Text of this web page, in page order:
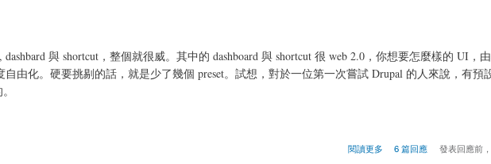
dashbard 與 shortcut，整個就很威。其中的 dashboard 與 shortcut 很 web 2.0，你想要怎麼樣的 UI，
自由化。硬要挑剔的話，就是少了幾個 preset。試想，對於一位第一次嘗試 Drupal 的人來說，有預
閱讀更多 6 篇回應 發表回應前